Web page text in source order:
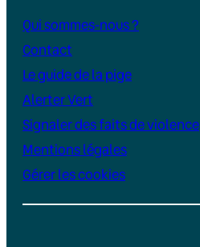
Qui sommes-nous ?
Contact
Le guide de la pige
Alerter Vert
Signaler des faits de violence
Mentions légales
Gérer les cookies